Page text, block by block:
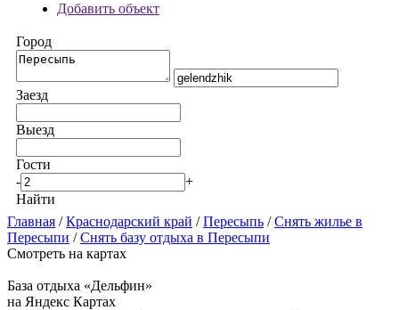
Добавить объект
Город
Заезд
Выезд
Гости
-
+
Найти
Главная /Краснодарский край /Пересыпь /Снять жилье в
Пересыпи /Снять базу отдыха в Пересыпи
Смотреть на картах
База отдыха «Дельфин»
на Яндекс Картах